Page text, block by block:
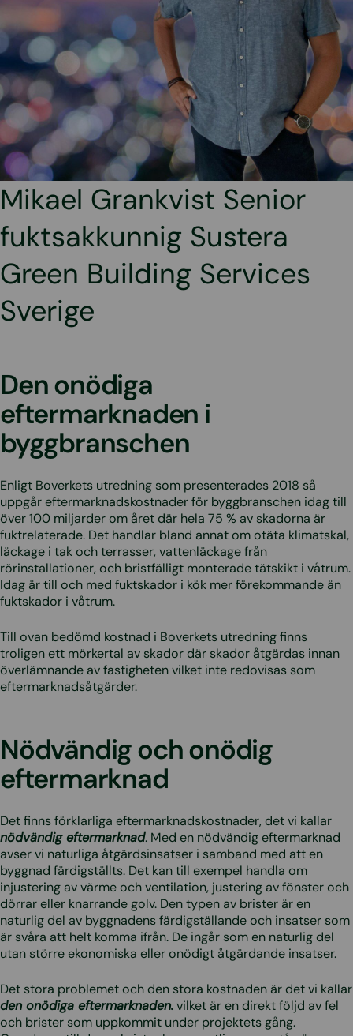
Mikael Grankvist Senior
fuktsakkunnig Sustera
Green Building Services
Sverige
Den onödiga
eftermarknaden i
byggbranschen
Enligt Boverkets utredning som presenterades 2018 så
uppgår eftermarknadskostnader för byggbranschen idag till
över 100 miljarder om året där hela 75 % av skadorna är
fuktrelaterade. Det handlar bland annat om otäta klimatskal,
läckage i tak och terrasser, vattenläckage från
rörinstallationer, och bristfälligt monterade tätskikt i våtrum.
Idag är till och med fuktskador i kök mer förekommande än
fuktskador i våtrum.
Till ovan bedömd kostnad i Boverkets utredning finns
troligen ett mörkertal av skador där skador åtgärdas innan
överlämnande av fastigheten vilket inte redovisas som
eftermarknadsåtgärder.
Nödvändig och onödig
eftermarknad
Det finns förklarliga eftermarknadskostnader, det vi kallar
nödvändig eftermarknad. Med en nödvändig eftermarknad
avser vi naturliga åtgärdsinsatser i samband med att en
byggnad färdigställts. Det kan till exempel handla om
injustering av värme och ventilation, justering av fönster och
dörrar eller knarrande golv. Den typen av brister är en
naturlig del av byggnadens färdigställande och insatser som
är svåra att helt komma ifrån. De ingår som en naturlig del
utan större ekonomiska eller onödigt åtgärdande insatser.
Det stora problemet och den stora kostnaden är det vi kallar
den onödiga eftermarknaden.vilket är en direkt följd av fel
och brister som uppkommit under projektets gång.